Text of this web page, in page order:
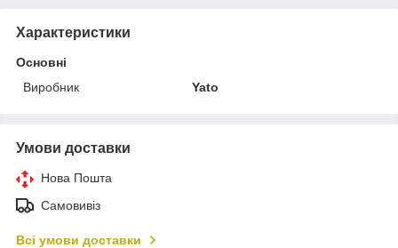
Характеристики
Основні
Виробник
Yato
Умови доставки
Нова Пошта
Самовивіз
Всі умови доставки